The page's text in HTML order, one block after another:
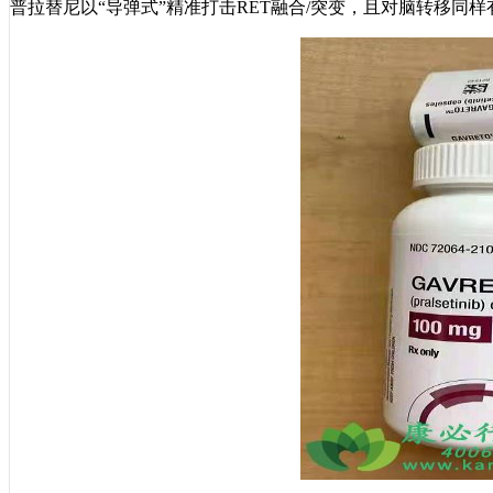
普拉替尼以“导弹式”精准打击RET融合/突变，且对脑转移同样